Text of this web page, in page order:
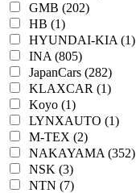
GMB (202)
HB (1)
HYUNDAI-KIA (1)
INA (805)
JapanCars (282)
KLAXCAR (1)
Koyo (1)
LYNXAUTO (1)
M-TEX (2)
NAKAYAMA (352)
NSK (3)
NTN (7)